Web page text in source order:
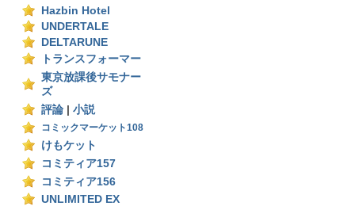
Hazbin Hotel
UNDERTALE
DELTARUNE
トランスフォーマー
東京放課後サモナー
ズ
評論
小説
コミックマーケット108
けもケット
コミティア157
コミティア156
UNLIMITED EX